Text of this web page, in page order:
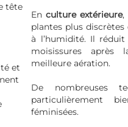
tête
et
Enculture extérieure,
plantes plus
à l’humidité. Il
moisissures
meilleure aération.
De nombreuses
particulièrement
féminisées.